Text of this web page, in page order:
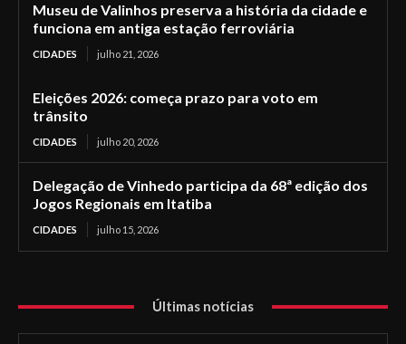
Museu de Valinhos preserva a história da cidade e
funciona em antiga estação ferroviária
CIDADES julho 21, 2026
Eleições 2026: começa prazo para voto em
trânsito
CIDADES julho 20, 2026
Delegação de Vinhedo participa da 68ª edição dos
Jogos Regionais em Itatiba
CIDADES julho 15, 2026
Últimas notícias